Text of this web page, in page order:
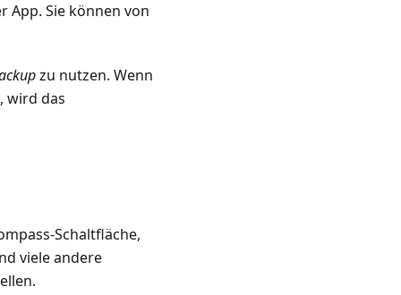
App. Sie können von
zu nutzen. Wenn
wird das
Schaltfläche,
viele andere